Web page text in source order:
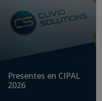
Presentes en CIPAL
2026